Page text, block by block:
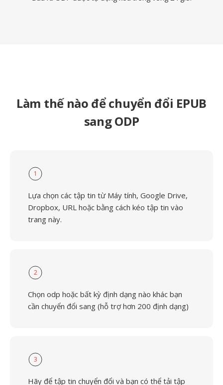
Làm thế nào để chuyển đổi EPUB
sang ODP
1
Lựa chọn các tập tin từ Máy tính, Google Drive,
Dropbox, URL hoặc bằng cách kéo tập tin vào
trang này.
2
Chọn odp hoặc bất kỳ định dạng nào khác bạn
cần chuyển đổi sang (hỗ trợ hơn 200 định dạng)
3
Hãy để tập tin chuyển đổi và bạn có thể tải tập